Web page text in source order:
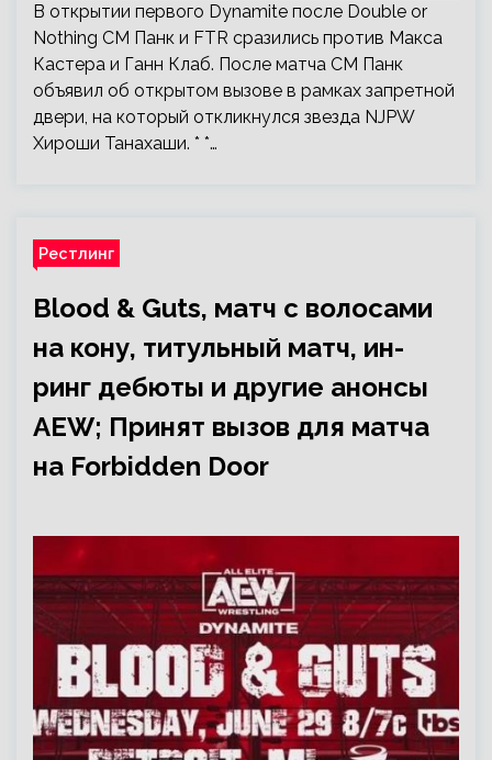
В открытии первого Dynamite после Double or
Nothing СМ Панк и FTR сразились против Макса
Кастера и Ганн Клаб. После матча СМ Панк
объявил об открытом вызове в рамках запретной
двери, на который откликнулся звезда NJPW
Хироши Танахаши. * *…
Рестлинг
Blood & Guts, матч с волосами
на кону, титульный матч, ин-
ринг дебюты и другие анонсы
AEW; Принят вызов для матча
на Forbidden Door